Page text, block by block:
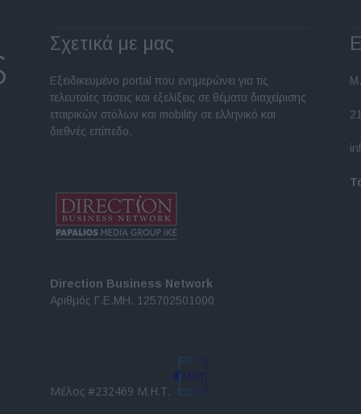
Σχετικά με μας
Εξειδικευμένο portal που ενημερώνει για τις
τελευταίες τάσεις και εξελίξεις σε θέματα διαχείρισης
εταιρικών στόλων και mobility σε ελληνικό και
διεθνές επίπεδο.
Direction Business Network
Αριθμός Γ.Ε.ΜΗ. 125702501000
Μέλος #232469 Μ.Η.Τ.